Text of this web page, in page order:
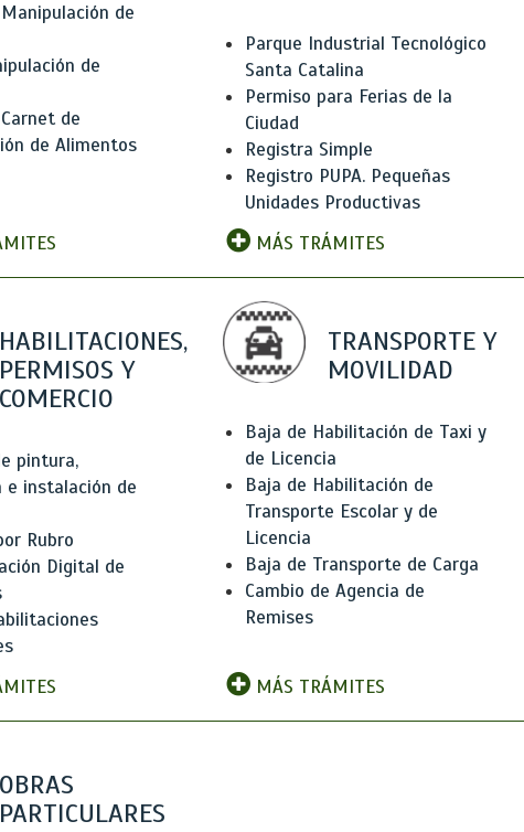
de
de
de
de Alimentos
Parque Industrial Tecnológico
Santa Catalina
Permiso para Ferias de la
Ciudad
Registra Simple
Registro PUPA. Pequeñas
Unidades Productivas
MÁS TRÁMITES
HABILITACIONES,
PERMISOS Y
COMERCIO
pintura,
e instalación de
Rubro
Digital de
TRANSPORTE Y
MOVILIDAD
Baja de Habilitación de Taxi y
de Licencia
Baja de Habilitación de
Transporte Escolar y de
Licencia
Baja de Transporte de Carga
Cambio de Agencia de
Remises
MÁS TRÁMITES
OBRAS
PARTICULARES